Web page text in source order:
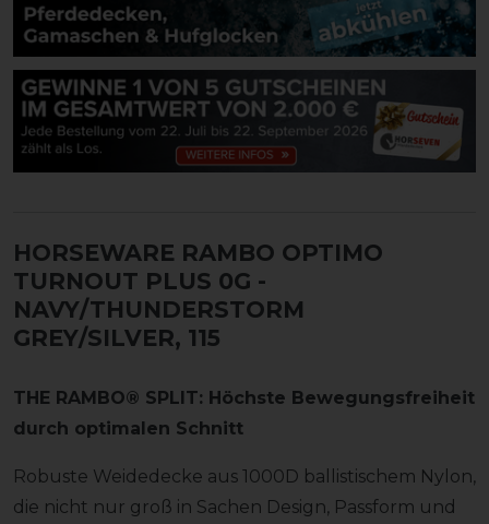
HORSEWARE RAMBO OPTIMO
TURNOUT PLUS 0G -
NAVY/THUNDERSTORM
GREY/SILVER, 115
THE RAMBO® SPLIT: Höchste Bewegungsfreiheit
durch optimalen Schnitt
Robuste Weidedecke aus 1000D ballistischem Nylon,
die nicht nur groß in Sachen Design, Passform und